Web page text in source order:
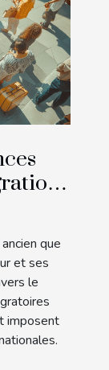
que
et ses
le
imposent